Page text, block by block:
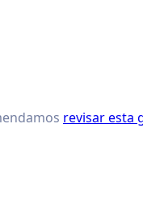
revisar esta